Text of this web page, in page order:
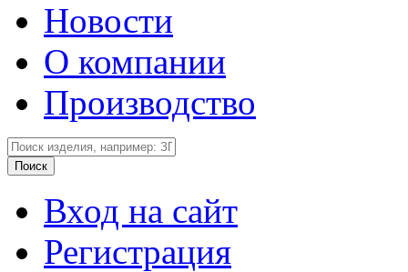
Новости
О компании
Производство
Вход на сайт
Регистрация